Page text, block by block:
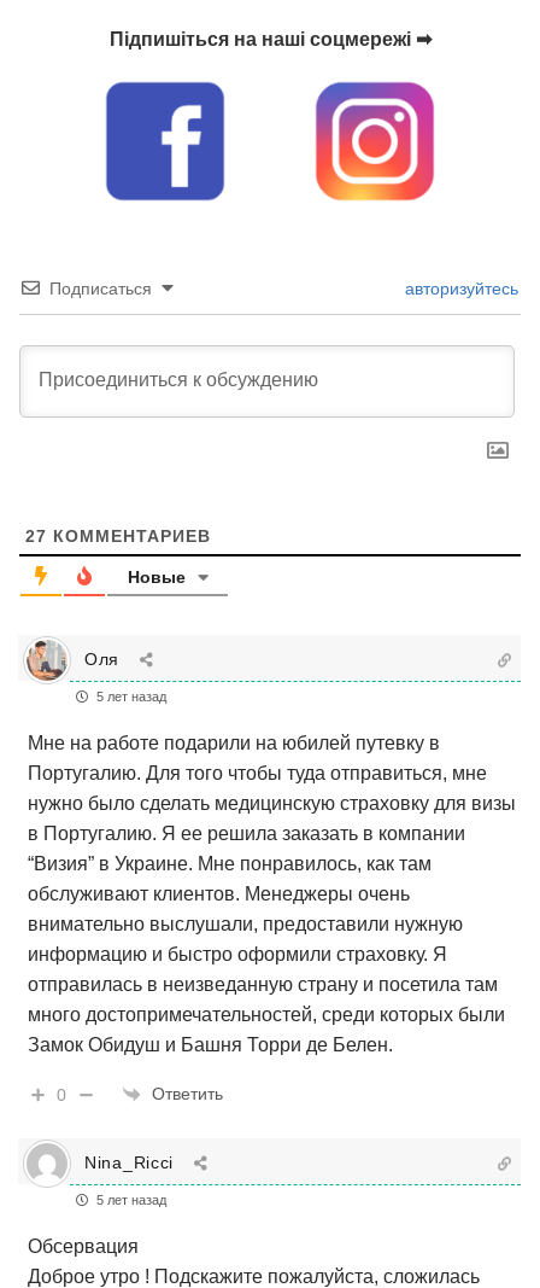
Підпишіться на наші соцмережі ➡
Подписаться авторизуйтесь
27 КОММЕНТАРИЕВ
Новые
Оля
5 лет назад
Мне на работе подарили на юбилей путевку в
Португалию. Для того чтобы туда отправиться, мне
нужно было сделать медицинскую страховку для визы
в Португалию. Я ее решила заказать в компании
“Визия” в Украине. Мне понравилось, как там
обслуживают клиентов. Менеджеры очень
внимательно выслушали, предоставили нужную
информацию и быстро оформили страховку. Я
отправилась в неизведанную страну и посетила там
много достопримечательностей, среди которых были
Замок Обидуш и Башня Торри де Белен.
0 Ответить
Nina_Ricci
5 лет назад
Обсервация
Доброе утро ! Подскажите пожалуйста, сложилась